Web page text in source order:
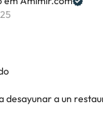
desayunar a un